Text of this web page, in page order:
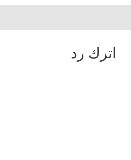
اترك رد